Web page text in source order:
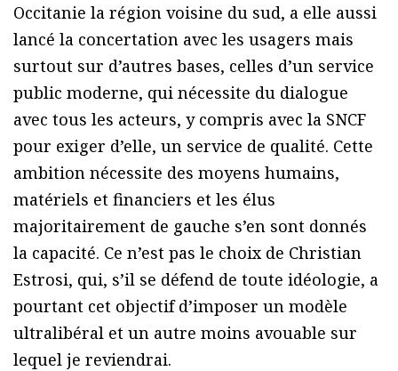
Occitanie la région voisine du sud, a elle aussi
lancé la concertation avec les usagers mais
surtout sur d’autres bases, celles d’un service
public moderne, qui nécessite du dialogue
avec tous les acteurs, y compris avec la SNCF
pour exiger d’elle, un service de qualité. Cette
ambition nécessite des moyens humains,
matériels et financiers et les élus
majoritairement de gauche s’en sont donnés
la capacité. Ce n’est pas le choix de Christian
Estrosi, qui, s’il se défend de toute idéologie, a
pourtant cet objectif d’imposer un modèle
ultralibéral et un autre moins avouable sur
lequel je reviendrai.